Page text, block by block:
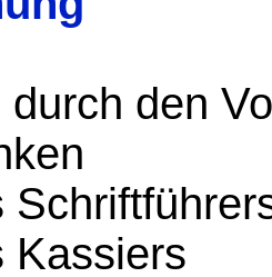
den
Kassiers